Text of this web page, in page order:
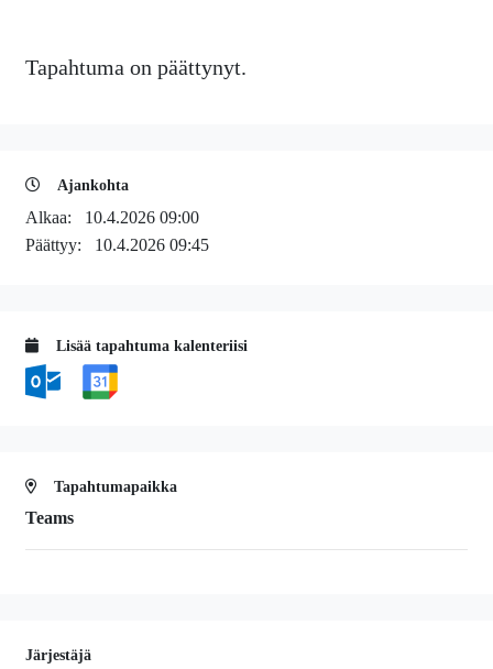
Tapahtuma on päättynyt.
Ajankohta
Alkaa: 10.4.2026 09:00
Päättyy: 10.4.2026 09:45
Lisää tapahtuma kalenteriisi
Tapahtumapaikka
Teams
Järjestäjä